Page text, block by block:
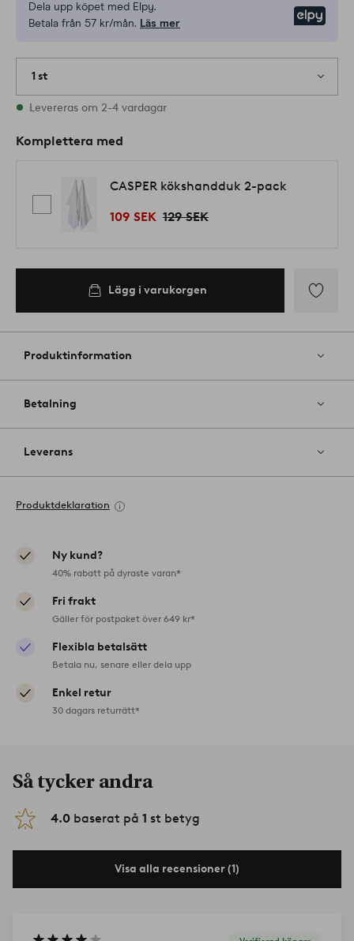
Dela upp köpet med Elpy.
Betala från 57 kr/mån. Läs mer
1 st
I lager
Levereras om 2-4 vardagar
Komplettera med
CASPER kökshandduk 2-pack
109 SEK 129 SEK
Lägg i varukorgen
till
favoriter
Produktinformation
Betalning
Leverans
Produktdeklaration
Ny kund?
40% rabatt på dyraste varan*
Fri frakt
Gäller för postpaket över 649 kr*
Flexibla betalsätt
Betala nu, senare eller dela upp
Enkel retur
30 dagars returrätt*
Så tycker andra
4.0 baserat på 1 st betyg
Visa alla recensioner (1)